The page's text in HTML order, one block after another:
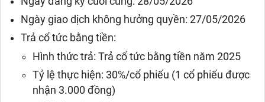
Ngày giao dịch không hưởng quyền: 27/05/2026
Trả cổ tức bằng tiền:
Hình thức trả: Trả cổ tức bằng tiền năm 2025
Tỷ lệ thực hiện: 30%/cổ phiếu (1 cổ phiếu được
nhận 3.000 đồng)